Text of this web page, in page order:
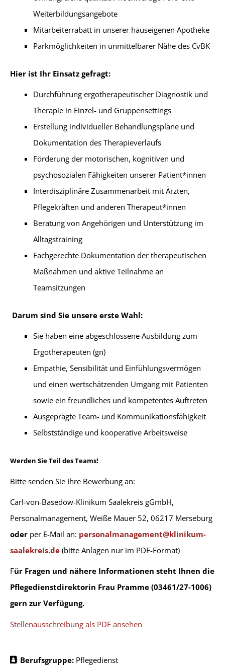
Weiterbildungsangebote
Mitarbeiterrabatt in unserer hauseigenen Apotheke
Parkmöglichkeiten in unmittelbarer Nähe des CvBK
Hier ist Ihr Einsatz gefragt:
Durchführung ergotherapeutischer Diagnostik und
Therapie in Einzel- und Gruppensettings
Erstellung individueller Behandlungspläne und
Dokumentation des Therapieverlaufs
Förderung der motorischen, kognitiven und
psychosozialen Fähigkeiten unserer Patient*innen
Interdisziplinäre Zusammenarbeit mit Ärzten,
Pflegekräften und anderen Therapeut*innen
Beratung von Angehörigen und Unterstützung im
Alltagstraining
Fachgerechte Dokumentation der therapeutischen
Maßnahmen und aktive Teilnahme an
Teamsitzungen
Darum sind Sie unsere erste Wahl:
Sie haben eine abgeschlossene Ausbildung zum
Ergotherapeuten (gn)
Empathie, Sensibilität und Einfühlungsvermögen
und einen wertschätzenden Umgang mit Patienten
sowie ein freundliches und kompetentes Auftreten
Ausgeprägte Team- und Kommunikationsfähigkeit
Selbstständige und kooperative Arbeitsweise
Werden Sie Teil des Teams!
Bitte senden Sie Ihre Bewerbung an:
Carl-von-Basedow-Klinikum Saalekreis gGmbH,
Personalmanagement, Weiße Mauer 52, 06217 Merseburg
oder per E-Mail an: personalmanagement@klinikum-
saalekreis.de (bitte Anlagen nur im PDF-Format)
Für Fragen und nähere Informationen steht Ihnen die
Pflegedienstdirektorin Frau Pramme (03461/27-1006)
gern zur Verfügung.
Stellenausschreibung als PDF ansehen
Berufsgruppe: Pflegedienst